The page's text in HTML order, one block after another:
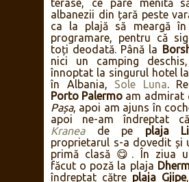
terase, ce pare menită
albanezii din țară peste
ca la plajă să meargă
programare, pentru că
toți deodată. Până la
nici un camping
înnoptat la singurul hotel
în Albania, Sole Luna.
Porto Palermo am admirat
Pașa, apoi am ajuns în
apoi ne-am îndreptat
Kraneade pe plaja
proprietarul s-a dovedit și
primă clasă 😋. În ziua
făcut o poză la plaja
îndreptat către plaja Gjipe